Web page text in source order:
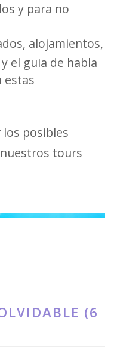
y para no
alojamientos,
el guia de habla
estas
posibles
tours
(6